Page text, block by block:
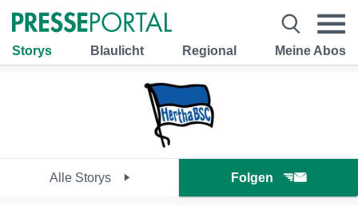
Storys Blaulicht Regional Meine Abos
Alle Storys Folgen